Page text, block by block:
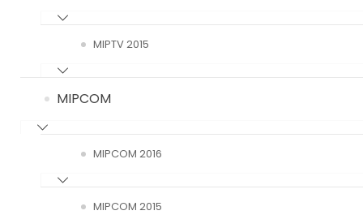
MIPTV 2015
MIPCOM
MIPCOM 2016
MIPCOM 2015